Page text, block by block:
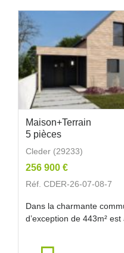
Maison+Terrain
5 pièces
Cleder (29233)
256 900 €
Réf. CDER-26-07-08-7
Dans la charmante
d’exception de 443m²